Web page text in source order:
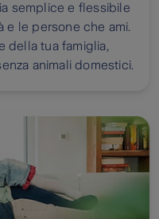
semplice e flessibile
e le persone che ami.
della tua famiglia,
animali domestici.